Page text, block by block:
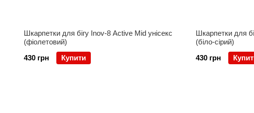
Шкарпетки для бігу Inov-8 Active Mid унісекс
(фіолетовий)
430 грн
Купити
Шкарпетки для
(біло-сірий)
430 грн